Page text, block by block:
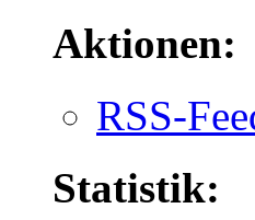
Aktionen:
RSS-
Statistik: